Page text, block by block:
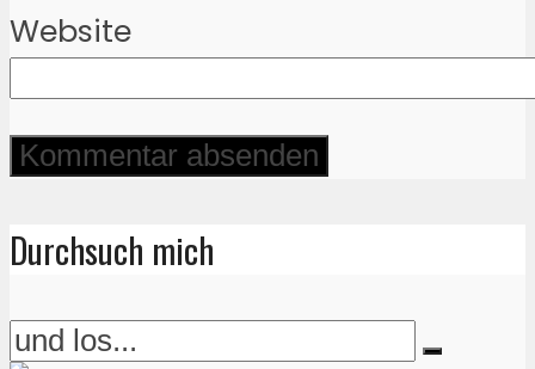
Website
Durchsuch mich